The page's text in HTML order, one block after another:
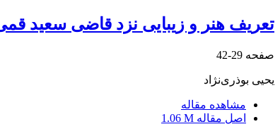
تعریف هنر و زیبایی نزد قاضی سعید
صفحه 29-42
یحیی بوذری‌نژاد
مشاهده مقاله
اصل مقاله 1.06 M